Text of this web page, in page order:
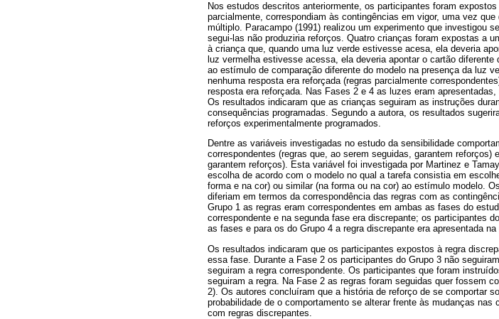
Nos estudos descritos anteriormente, os participantes foram
parcialmente, correspondiam às contingências em vigor, uma vez
múltiplo. Paracampo (1991) realizou um experimento que investigou
segui-las não produziria reforços. Quatro crianças foram expostas a
à criança que, quando uma luz verde estivesse acesa, ela deveria
luz vermelha estivesse acessa, ela deveria apontar o cartão
ao estímulo de comparação diferente do modelo na presença da luz
nenhuma resposta era reforçada (regras parcialmente
resposta era reforçada. Nas Fases 2 e 4 as luzes eram
Os resultados indicaram que as crianças seguiram as instruções
consequências programadas. Segundo a autora, os resultados
reforços experimentalmente programados.
Dentre as variáveis investigadas no estudo da sensibilidade
correspondentes (regras que, ao serem seguidas, garantem
garantem reforços). Esta variável foi investigada por Martinez e
escolha de acordo com o modelo no qual a tarefa consistia em
forma e na cor) ou similar (na forma ou na cor) ao estímulo modelo.
diferiam em termos da correspondência das regras com as
Grupo 1 as regras eram correspondentes em ambas as fases do
correspondente e na segunda fase era discrepante; os participantes
as fases e para os do Grupo 4 a regra discrepante era apresentada
Os resultados indicaram que os participantes expostos à regra
essa fase. Durante a Fase 2 os participantes do Grupo 3 não
seguiram a regra correspondente. Os participantes que foram
seguiram a regra. Na Fase 2 as regras foram seguidas quer fossem
2). Os autores concluíram que a história de reforço de se comportar
probabilidade de o comportamento se alterar frente às mudanças
com regras discrepantes.